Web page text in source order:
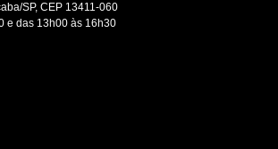
SP, CEP 13411-060
e das 13h00 às 16h30